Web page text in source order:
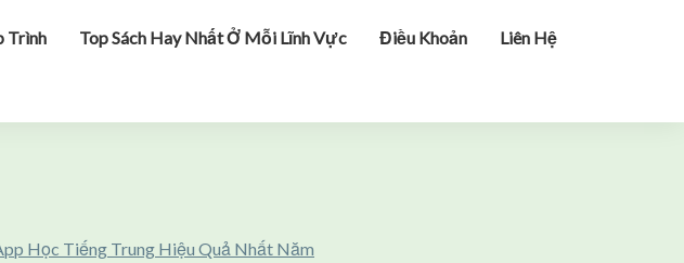
Trình Top Sách Hay Nhất Ở Mỗi Lĩnh Vực Điều Khoản Liên Hệ
Học Tiếng Trung Hiệu Quả Nhất Năm